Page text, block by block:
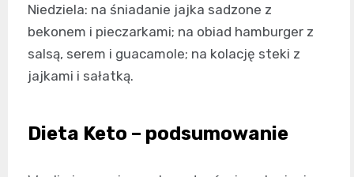
Niedziela: na śniadanie jajka sadzone z
bekonem i pieczarkami; na obiad hamburger z
salsą, serem i guacamole; na kolację steki z
jajkami i sałatką.
Dieta Keto – podsumowanie